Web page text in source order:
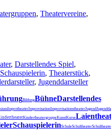
, Theatervereine,
, Darstellendes Spiel,
Schauspielerin, Theaterstück,
, Jugenddarsteller
BildungBühneDarstellendes
ImprotheaterImprovisationImprovisationstheaterJugend
KindertheatergruppeKunstKurse
SchauspielerinSchuleSchultheater